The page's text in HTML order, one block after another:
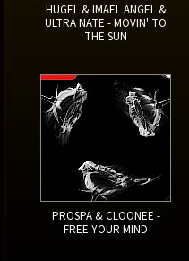
HUGEL & IMAEL ANGEL &
ULTRA NATE - MOVIN' TO
THE SUN
PROSPA & CLOONEE -
FREE YOUR MIND